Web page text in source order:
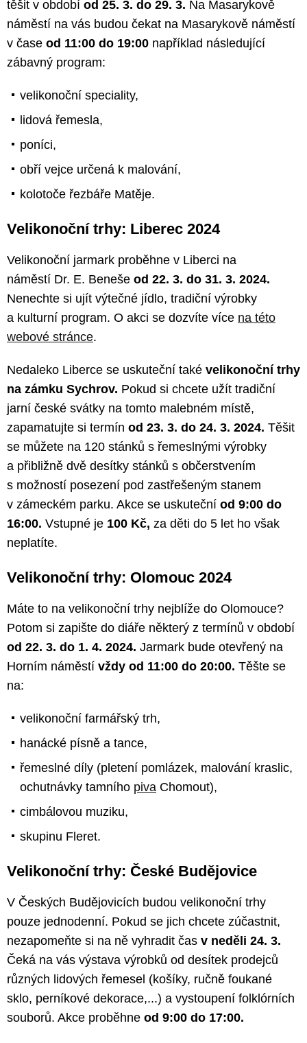
těšit v období od 25. 3. do 29. 3. Na Masarykově
náměstí na vás budou čekat na Masarykově náměstí
v čase od 11:00 do 19:00 například následující
zábavný program:
velikonoční speciality,
lidová řemesla,
poníci,
obří vejce určená k malování,
kolotoče řezbáře Matěje.
Velikonoční trhy: Liberec 2024
Velikonoční jarmark proběhne v Liberci na
náměstí Dr. E. Beneše od 22. 3. do 31. 3. 2024.
Nenechte si ujít výtečné jídlo, tradiční výrobky
a kulturní program. O akci se dozvíte více na této
webové stránce.
Nedaleko Liberce se uskuteční také velikonoční trhy
na zámku Sychrov. Pokud si chcete užít tradiční
jarní české svátky na tomto malebném místě,
zapamatujte si termín od 23. 3. do 24. 3. 2024. Těšit
se můžete na 120 stánků s řemeslnými výrobky
a přibližně dvě desítky stánků s občerstvením
s možností posezení pod zastřešeným stanem
v zámeckém parku. Akce se uskuteční od 9:00 do
16:00. Vstupné je 100 Kč, za děti do 5 let ho však
neplatíte.
Velikonoční trhy: Olomouc 2024
Máte to na velikonoční trhy nejblíže do Olomouce?
Potom si zapište do diáře některý z termínů v období
od 22. 3. do 1. 4. 2024. Jarmark bude otevřený na
Horním náměstí vždy od 11:00 do 20:00. Těšte se
na:
velikonoční farmářský trh,
hanácké písně a tance,
řemeslné díly (pletení pomlázek, malování kraslic,
ochutnávky tamního piva Chomout),
cimbálovou muziku,
skupinu Fleret.
Velikonoční trhy: České Budějovice
V Českých Budějovicích budou velikonoční trhy
pouze jednodenní. Pokud se jich chcete zúčastnit,
nezapomeňte si na ně vyhradit čas v neděli 24. 3.
Čeká na vás výstava výrobků od desítek prodejců
různých lidových řemesel (košíky, ručně foukané
sklo, perníkové dekorace,...) a vystoupení folklórních
souborů. Akce proběhne od 9:00 do 17:00.